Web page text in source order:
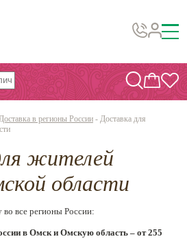
декор
в регионы России - Доставка для
жителей
области
все регионы России:
в Омск и Омскую область – от 255